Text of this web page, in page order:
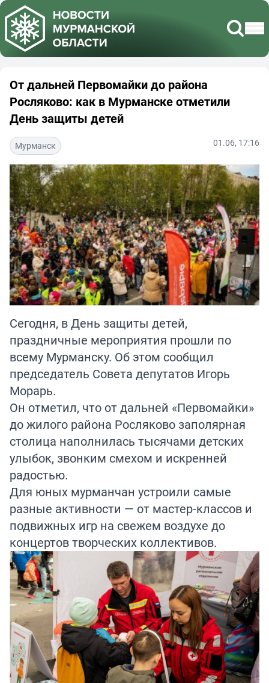
От дальней Первомайки до района
Росляково: как в Мурманске отметили
День защиты детей
Мурманск 01.06, 17:16
Сегодня, в День защиты детей,
праздничные мероприятия прошли по
всему Мурманску. Об этом сообщил
председатель Совета депутатов Игорь
Морарь.
Он отметил, что от дальней «Первомайки»
до жилого района Росляково заполярная
столица наполнилась тысячами детских
улыбок, звонким смехом и искренней
радостью.
Для юных мурманчан устроили самые
разные активности — от мастер-классов и
подвижных игр на свежем воздухе до
концертов творческих коллективов.